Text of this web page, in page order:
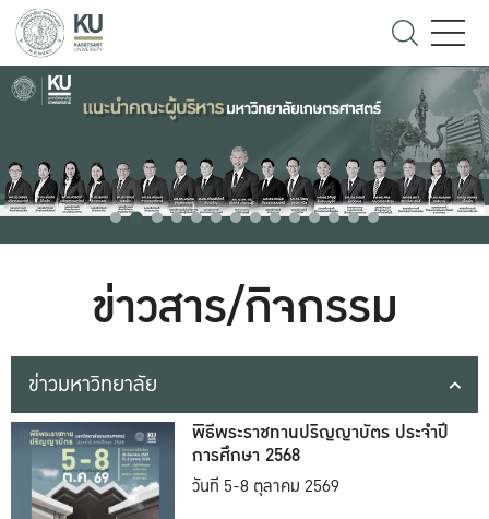
ข่าวสาร/กิจกรรม
ข่าวมหาวิทยาลัย
พิธีพระราชทานปริญญาบัตร ประจำปี
การศึกษา 2568
วันที่ 5-8 ตุลาคม 2569